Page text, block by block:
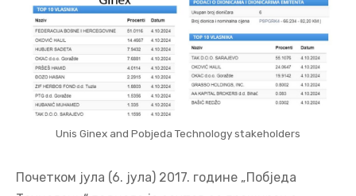
Unis Ginex and Pobjeda Technology stakeholders
Почетком јула (6. јула) 2017. године „Побједа